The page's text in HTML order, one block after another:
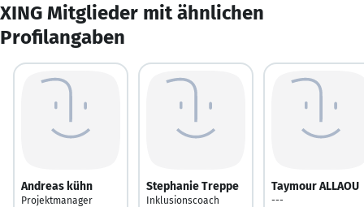
XING Mitglieder mit ähnlichen
Profilangaben
Andreas kühn
Projektmanager
Stephanie Treppe
Inklusionscoach
Taymour ALLAOU
---